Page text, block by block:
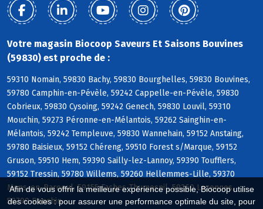
Afin de vous offrir la meilleure expérience possible, Biocoop utilise
des cookies : pour assurer une performance optimale du site, pour
Votre magasin Biocoop Saveurs Et Saisons Bouvines
(59830) est proche de :
59310 Nomain, 59830 Bachy, 59830 Bourghelles, 59830 Bouvines,
59780 Camphin-en-Pévèle, 59242 Cappelle-en-Pévèle, 59830
Cobrieux, 59830 Cysoing, 59242 Genech, 59830 Louvil, 59310
Mouchin, 59273 Péronne-en-Mélantois, 59262 Sainghin-en-
Mélantois, 59242 Templeuve, 59830 Wannehain, 59152 Anstaing,
59780 Baisieux, 59152 Chéreng, 59510 Forest s/Marque, 59152
Gruson, 59510 Hem, 59390 Sailly-lez-Lannoy, 59390 Toufflers,
59152 Tressin, 59780 Willems, 59260 Hellemmes-Lille, 59370
Mons-en-Baroeul, 59155 Faches-Thumesnil, 59260 Lezennes,
59790 Ronchin